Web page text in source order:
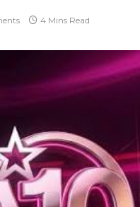
4 Mins Read